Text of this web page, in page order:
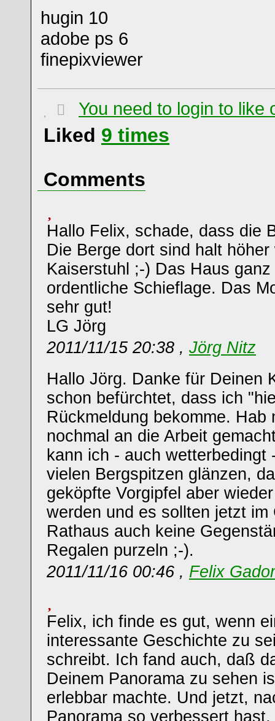
hugin 10
adobe ps 6
finepixviewer
You need to login to like
Liked 9 times
Comments
Hallo Felix, schade, dass die
Die Berge dort sind halt höher
Kaiserstuhl ;-) Das Haus
ordentliche Schieflage. Das
sehr gut!
LG Jörg
2011/11/15 20:38 , Jörg Nitz
Hallo Jörg. Danke für Deinen
schon befürchtet, dass ich
Rückmeldung bekomme. Hab
nochmal an die Arbeit
kann ich - auch wetterbedingt
vielen Bergspitzen glänzen,
geköpfte Vorgipfel aber
werden und es sollten jetzt im
Rathaus auch keine
Regalen purzeln ;-).
2011/11/16 00:46 , Felix
Felix, ich finde es gut, wenn
interessante Geschichte zu
schreibt. Ich fand auch, daß
Deinem Panorama zu sehen
erlebbar machte. Und jetzt,
Panorama so verbessert